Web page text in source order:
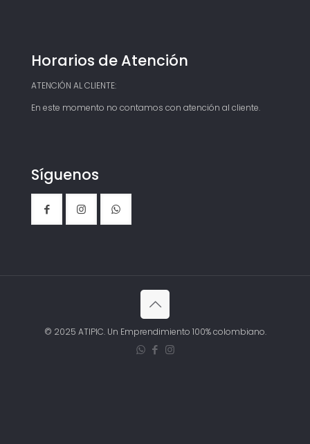
Horarios de Atención
ATENCIÓN AL CLIENTE:
En este momento no contamos con atención al cliente.
Síguenos
© 2025 ATIPIC. Un Emprendimiento 100% colombiano.